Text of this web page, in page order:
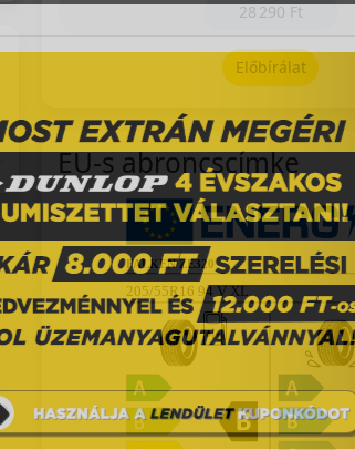
28 290 Ft
Előbírálat
EU-s abroncscímke